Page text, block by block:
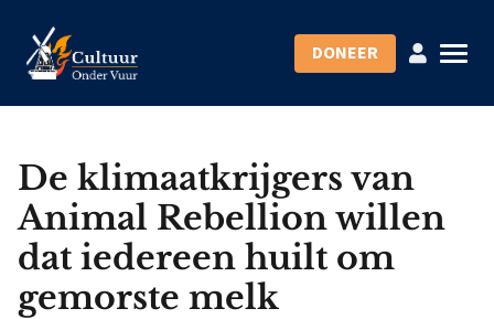
DONEER
De klimaatkrijgers van
Animal Rebellion willen
dat iedereen huilt om
gemorste melk